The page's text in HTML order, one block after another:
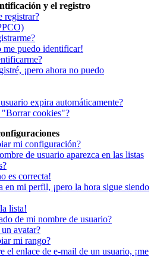
y el registro
registrar?
me puedo identificar!
¡pero ahora no puedo
expira automáticamente?
"Borrar cookies"?
mi configuración?
de usuario aparezca en las listas
es correcta!
en mi perfil, ¡pero la hora sigue siendo
lista!
de mi nombre de usuario?
avatar?
mi rango?
el enlace de e-mail de un usuario, ¡me